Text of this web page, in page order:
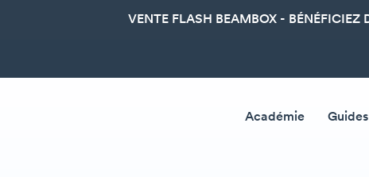
VENTE FLASH BEAMBOX - BÉNÉFICIEZ
Académie